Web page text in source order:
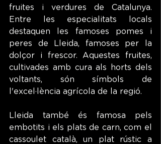
fruites i verdures de Catalunya.
Entre les especialitats locals
destaquen les famoses pomes i
peres de Lleida, famoses per la
dolçor i frescor. Aquestes fruites,
cultivades amb cura als horts dels
voltants, són símbols de
l'excel·lència agrícola de la regió.
Lleida també és famosa pels
embotits i els plats de carn, com el
cassoulet català, un plat rústic a